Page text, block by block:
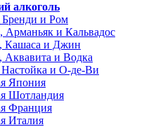
алкоголь
и Ром
Арманьяк и Кальвадос
Кашаса и Джин
Аквавита и Водка
и О-де-Ви
Япония
Шотландия
Франция
Италия